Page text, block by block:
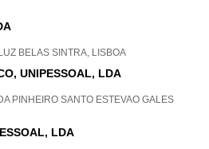
BELAS SINTRA, LISBOA
UNIPESSOAL, LDA
PINHEIRO SANTO ESTEVAO GALES
LDA